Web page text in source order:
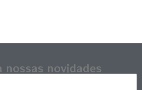
nossas novidades